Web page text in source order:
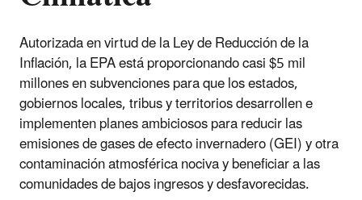
Autorizada en virtud de la Ley de Reducción de la
Inflación, la EPA está proporcionando casi $5 mil
millones en subvenciones para que los estados,
gobiernos locales, tribus y territorios desarrollen e
implementen planes ambiciosos para reducir las
emisiones de gases de efecto invernadero (GEI) y otra
contaminación atmosférica nociva y beneficiar a las
comunidades de bajos ingresos y desfavorecidas.